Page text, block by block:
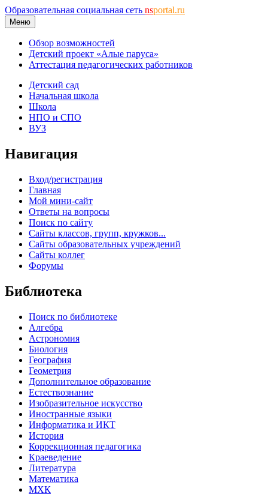
Образовательная социальная сеть nsportal.ru
Меню
Обзор возможностей
Детский проект «Алые паруса»
Аттестация педагогических работников
Детский сад
Начальная школа
Школа
НПО и СПО
ВУЗ
Навигация
Вход/регистрация
Главная
Мой мини-сайт
Ответы на вопросы
Поиск по сайту
Сайты классов, групп, кружков...
Сайты образовательных учреждений
Сайты коллег
Форумы
Библиотека
Поиск по библиотеке
Алгебра
Астрономия
Биология
География
Геометрия
Дополнительное образование
Естествознание
Изобразительное искусство
Иностранные языки
Информатика и ИКТ
История
Коррекционная педагогика
Краеведение
Литература
Математика
МХК